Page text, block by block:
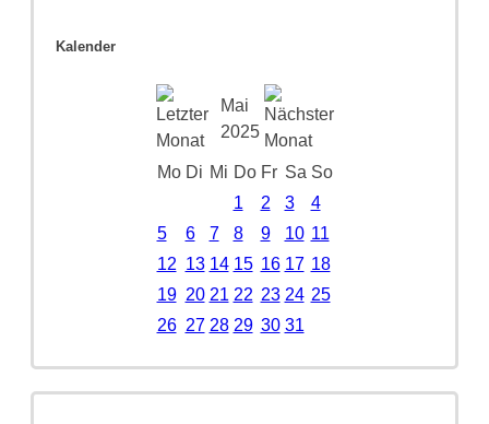
Kalender
Mai
2025
Mo Di Mi Do Fr Sa So
1
2 3
4
5
6 7 8 9 10 11
12 13 14 15 16 17 18
19 20 21 22 23 24 25
26 27 28 29 30 31